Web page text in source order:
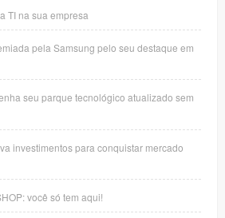
TI na sua empresa
pela Samsung pelo seu destaque em
seu parque tecnológico atualizado sem
investimentos para conquistar mercado
você só tem aqui!